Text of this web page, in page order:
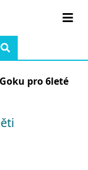
Goku pro 6leté